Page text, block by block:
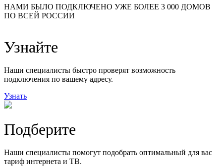
НАМИ БЫЛО ПОДКЛЮЧЕНО УЖЕ БОЛЕЕ 3 000 ДОМОВ
ПО ВСЕЙ РОССИИ
57
29
99
48
Узнайте
Наши специалисты быстро проверят возможность
подключения по вашему адресу.
Узнать
Подберите
Наши специалисты помогут подобрать оптимальный для вас
тариф интернета и ТВ.